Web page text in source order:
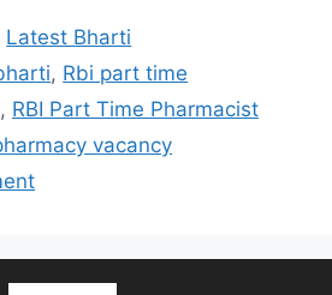
Latest Bharti
, Rbi part time
, RBI Part Time Pharmacist
vacancy